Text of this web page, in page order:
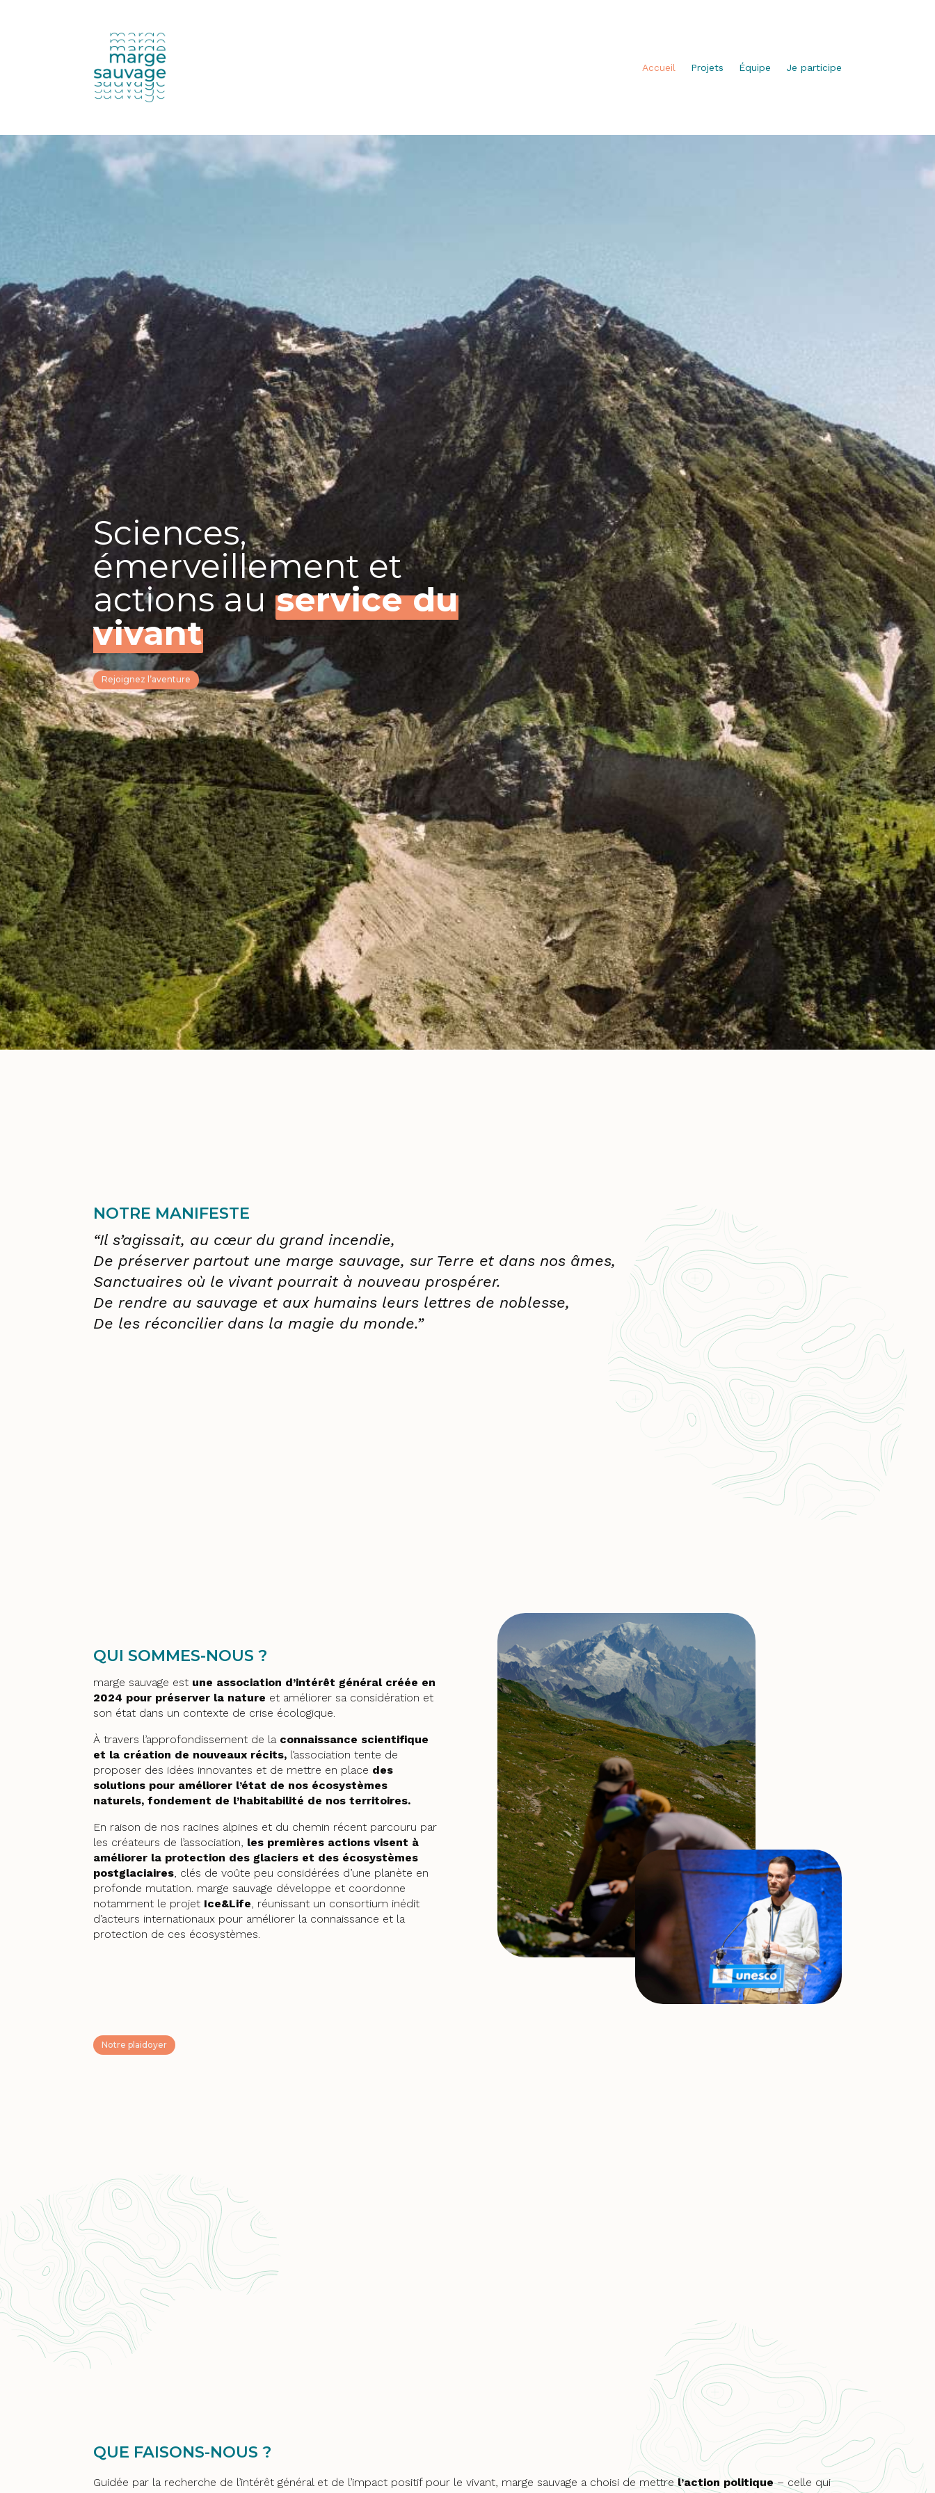
Accueil Projets Équipe Je participe
Sciences,
émerveillement et
actions auservice du
vivant
Rejoignez l’aventure
NOTRE MANIFESTE
“Il s’agissait, au cœur du grand incendie,
De préserver partout une marge sauvage, sur Terre et dans nos âmes,
Sanctuaires où le vivant pourrait à nouveau prospérer.
De rendre au sauvage et aux humains leurs lettres de noblesse,
De les réconcilier dans la magie du monde.”
QUI SOMMES-NOUS ?
marge sauvage est une association d’intérêt général créée en
2024 pour préserver la nature et améliorer sa considération et
son état dans un contexte de crise écologique.
À travers l’approfondissement de la connaissance scientifique
et la création de nouveaux récits, l’association tente de
proposer des idées innovantes et de mettre en place des
solutions pour améliorer l’état de nos écosystèmes
naturels, fondement de l’habitabilité de nos territoires.
En raison de nos racines alpines et du chemin récent parcouru par
les créateurs de l’association, les premières actions visent à
améliorer la protection des glaciers et des écosystèmes
postglaciaires, clés de voûte peu considérées d’une planète en
profonde mutation. marge sauvage développe et coordonne
notamment le projet Ice&Life, réunissant un consortium inédit
d’acteurs internationaux pour améliorer la connaissance et la
protection de ces écosystèmes.
Notre plaidoyer
QUE FAISONS-NOUS ?
Guidée par la recherche de l’intérêt général et de l’impact positif pour le vivant, marge sauvage a choisi de mettrel’action politique– celle qui